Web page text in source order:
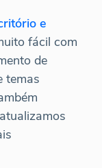
e
fácil com
de
temas